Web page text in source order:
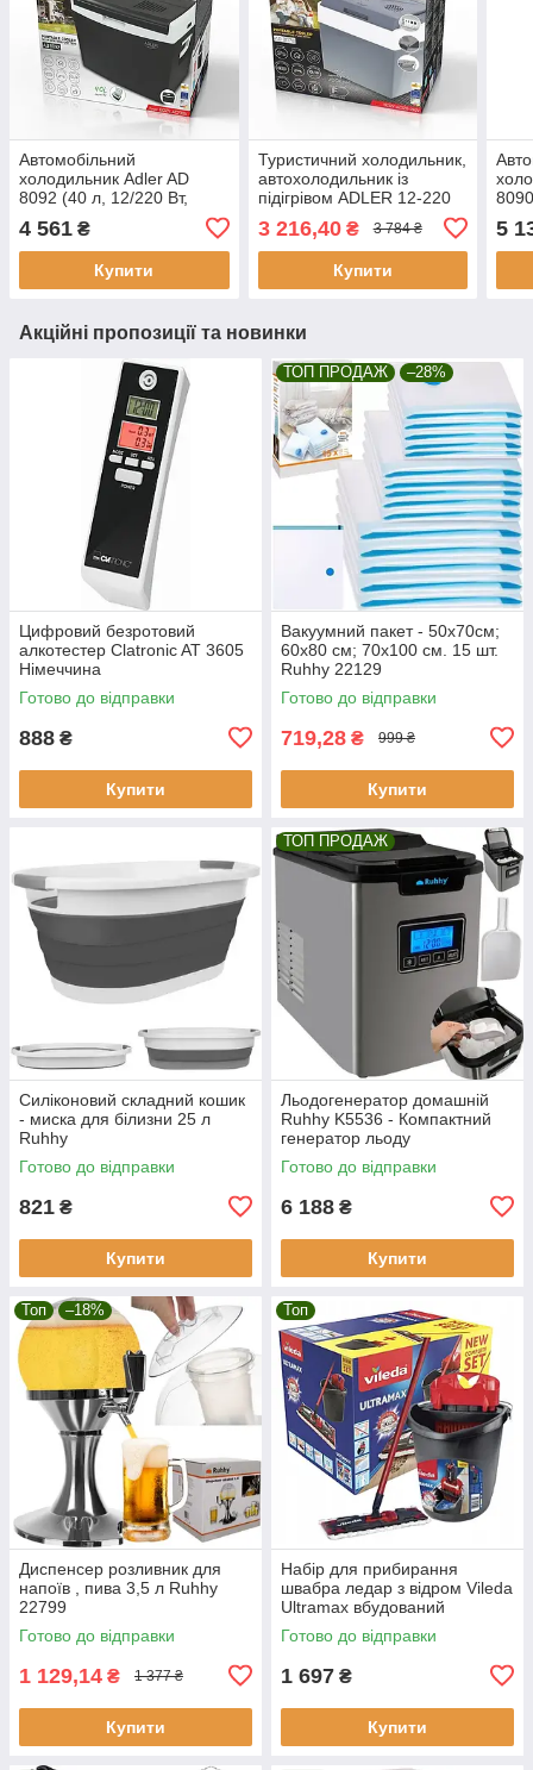
Автомобільний
холодильник Adler AD
8092 (40 л, 12/220 Вт,
4 561 ₴
Купити
Туристичний холодильник,
автохолодильник із
підігрівом ADLER 12-220
В, 28 л. AD 8078 (Польща)
3 216,40₴ 3 784 ₴
Купити
5
Акційні пропозиції та новинки
Цифровий безротовий
алкотестер Clatronic AT 3605
Німеччина
Готово до відправки
888 ₴
Купити
ТОП ПРОДАЖ –28%
Вакуумний пакет - 50х70см;
60х80 см; 70х100 см. 15 шт.
Ruhhy 22129
Готово до відправки
719,28 ₴ 999 ₴
Купити
Силіконовий складний кошик
- миска для білизни 25 л
Ruhhy
Готово до відправки
821 ₴
Купити
ТОП ПРОДАЖ
Льодогенератор домашній
Ruhhy K5536 - Компактний
генератор льоду
Готово до відправки
6 188 ₴
Купити
Топ –18%
Диспенсер розливник для
напоїв , пива 3,5 л Ruhhy
22799
Готово до відправки
1 129,14 ₴ 1 377 ₴
Купити
Топ
Набір для прибирання
швабра ледар з відром Vileda
Ultramax вбудований
автоматичним віджиманням
Готово до відправки
1 697 ₴
Купити